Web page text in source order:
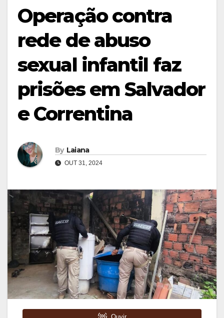
Operação contra
rede de abuso
sexual infantil faz
prisões em Salvador
e Correntina
By Laiana
OUT 31, 2024